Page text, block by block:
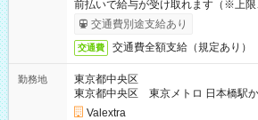
前払いで給与が受け取れます（※上限
交通費別途支給あり
交通費 交通費全額支給（規定あり）
勤務地
東京都中央区
東京都中央区 東京メトロ 日本橋駅か
Valextra